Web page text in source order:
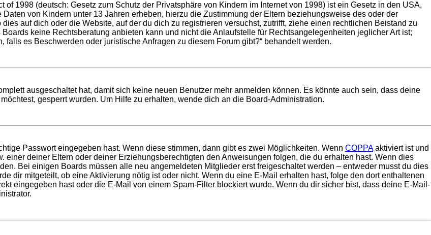
1998 (deutsch: Gesetz zum Schutz der Privatsphäre von Kindern im Internet von 1998) ist ein Gesetz in den USA,
von Kindern unter 13 Jahren erheben, hierzu die Zustimmung der Eltern beziehungsweise des oder der
auf dich oder die Website, auf der du dich zu registrieren versuchst, zutrifft, ziehe einen rechtlichen Beistand zu
keine Rechtsberatung anbieten kann und nicht die Anlaufstelle für Rechtsangelegenheiten jeglicher Art ist;
es Beschwerden oder juristische Anfragen zu diesem Forum gibt?“ behandelt werden.
ausgeschaltet hat, damit sich keine neuen Benutzer mehr anmelden können. Es könnte auch sein, dass deine
gesperrt wurden. Um Hilfe zu erhalten, wende dich an die Board-Administration.
Passwort eingegeben hast. Wenn diese stimmen, dann gibt es zwei Möglichkeiten. Wenn COPPAaktiviert ist und
einer deiner Eltern oder deiner Erziehungsberechtigten den Anweisungen folgen, die du erhalten hast. Wenn dies
Bei einigen Boards müssen alle neu angemeldeten Mitglieder erst freigeschaltet werden – entweder musst du dies
dir mitgeteilt, ob eine Aktivierung nötig ist oder nicht. Wenn du eine E-Mail erhalten hast, folge den dort enthaltenen
eingegeben hast oder die E-Mail von einem Spam-Filter blockiert wurde. Wenn du dir sicher bist, dass deine E-Mail-